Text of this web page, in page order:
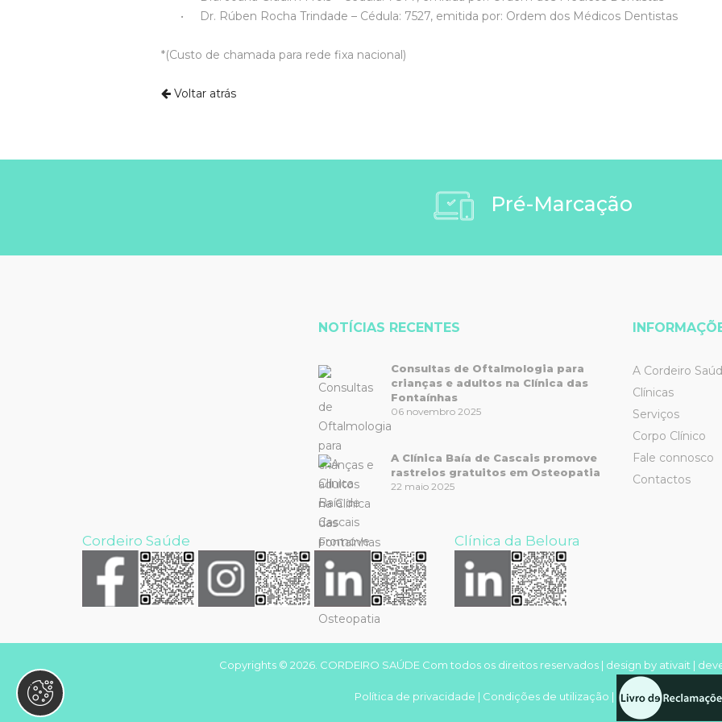
• Dr. Rúben Rocha Trindade – Cédula: 7527, emitida por: Ordem dos Médicos Dentistas
*(Custo de chamada para rede fixa nacional)
Voltar atrás
Pré-Marcação
NOTÍCIAS RECENTES
Consultas de Oftalmologia para
crianças e adultos na Clínica das
Fontaínhas
06 novembro 2025
A Clínica Baía de Cascais promove
rastreios gratuitos em Osteopatia
22 maio 2025
A Cordeiro
Clínicas
Serviços
Corpo Clínico
Fale connosco
Contactos
Cordeiro Saúde Clínica da Beloura
Copyrights © 2026. CORDEIRO SAÚDE Com todos os direitos reservados | design by ativait |
Política de privacidade | Condições de utilização |